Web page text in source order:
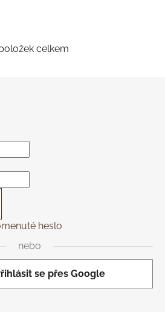
O
p
r
v
v
ý
p
i
s
celkem
heslo
nebo
se přes Google